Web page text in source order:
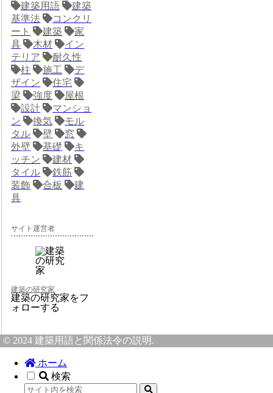
建築用語
建築
基準法
コンクリ
ート
建築
家
具
木材
イン
テリア
耐久性
柱
施工
デ
ザイン
住宅
梁
強度
屋根
設計
マンショ
ン
換気
モル
タル
壁
窓
外壁
基礎
キ
ッチン
建材
タイル
鉄筋
装飾
合板
建
具
サイト運営者
建築の研究家
建築の研究家をフ
ォローする
© 2024 建築用語と関係法令の説明.
ホーム
検索